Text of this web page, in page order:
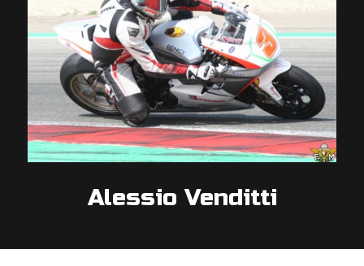
Alessio Venditti